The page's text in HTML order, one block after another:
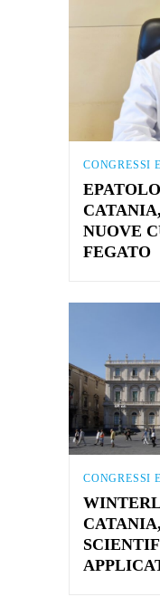
CONGRESSI
NUOVE
FEGATO
CONGRESSI